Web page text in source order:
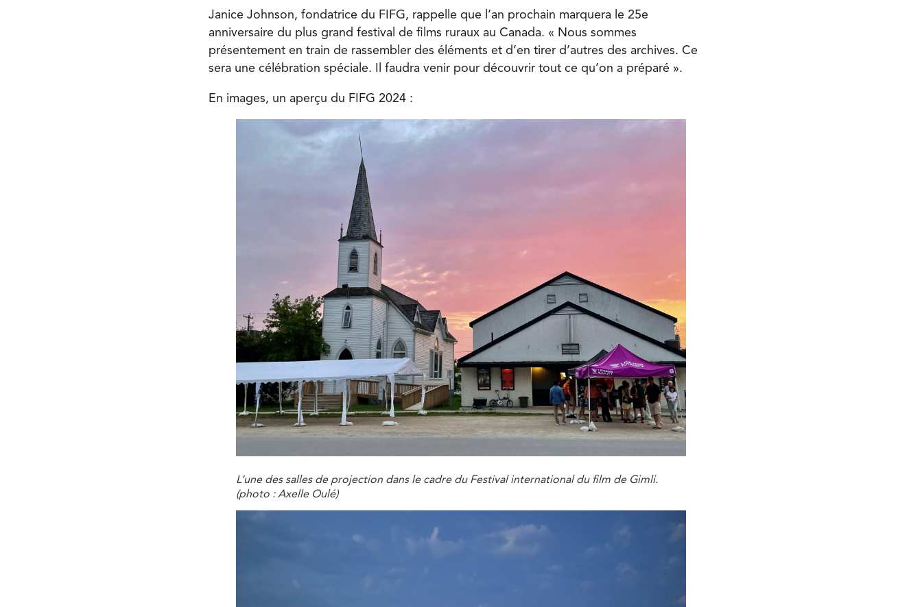
Janice Johnson, fondatrice du FIFG, rappelle que l’an prochain marquera le 25e
anniversaire du plus grand festival de films ruraux au Canada. « Nous sommes
présentement en train de rassembler des éléments et d’en tirer d’autres des archives. Ce
sera une célébration spéciale. Il faudra venir pour découvrir tout ce qu’on a préparé ».
En images, un aperçu du FIFG 2024 :
L’une des salles de projection dans le cadre du Festival international du film de Gimli.
(photo : Axelle Oulé)